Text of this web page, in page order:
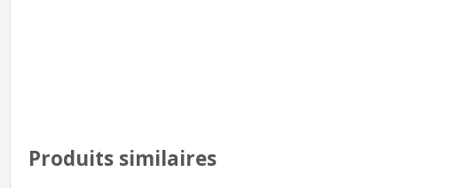
Produits similaires